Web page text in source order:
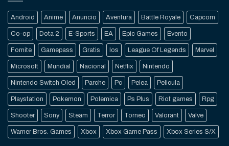
Android Anime Anuncio Aventura Battle Royale Capcom
Co-op Dota 2 E-Sports EA Epic Games Evento
Fornite Gamepass Gratis Ios League Of Legends Marvel
Microsoft Mundial Nacional Netflix Nintendo
Nintendo Switch Oled Parche Pc Pelea Pelicula
Playstation Pokemon Polemica Ps Plus Riot games Rpg
Shooter Sony Steam Terror Torneo Valorant Valve
Warner Bros. Games Xbox Xbox Game Pass Xbox Series S/X